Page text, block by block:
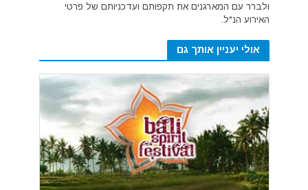
ולברר עם המארגנים את תקפותם ועדכניותם של פרטי
האירוע הנ"ל.
אולי יעניין אותך גם